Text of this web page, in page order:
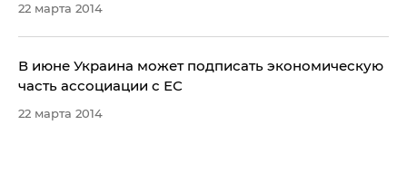
22 марта 2014
В июне Украина может подписать экономическую
часть ассоциации с ЕС
22 марта 2014